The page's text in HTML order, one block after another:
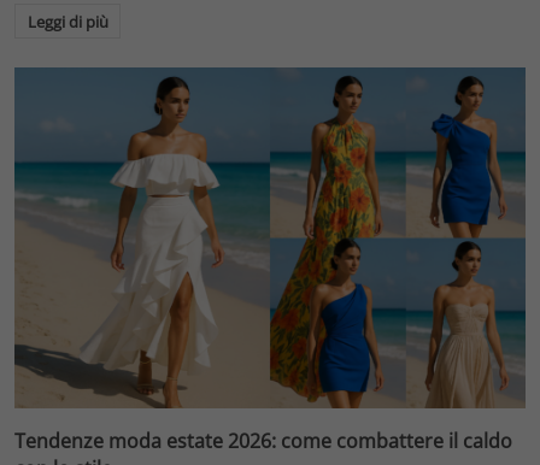
Leggi di più
Tendenze moda estate 2026: come combattere il caldo